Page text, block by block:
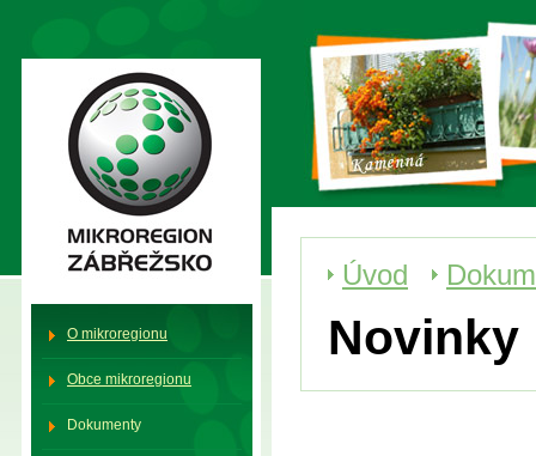
Mikroregion Zábřežsko
O mikroregionu
Obce mikroregionu
Dokumenty
Úvod
Novinky